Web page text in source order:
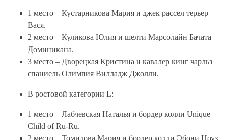
1 место – Кустарникова Мария и джек рассел терьер
Вася.
2 место – Куликова Юлия и шелти Марсолайн Бачата
Доминикана.
3 место – Дворецкая Кристина и кавалер кинг чарльз
спаниель Олимпия Вилладж Джолли.
В ростовой категории L:
1 место – Лабчевская Наталья и бордер колли Unique
Child of Ru-Ru.